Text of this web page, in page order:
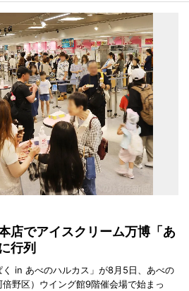
店でアイスクリーム万博「あ
行列
in あべのハルカス」が8月5日、あべの
野区）ウイング館9階催会場で始まっ